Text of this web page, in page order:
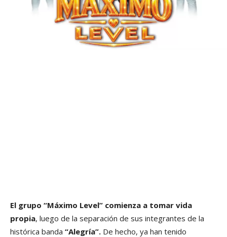
El grupo “Máximo Level” comienza a tomar vida
propia, luego de la separación de sus integrantes de la
histórica banda “Alegría”. De hecho, ya han tenido